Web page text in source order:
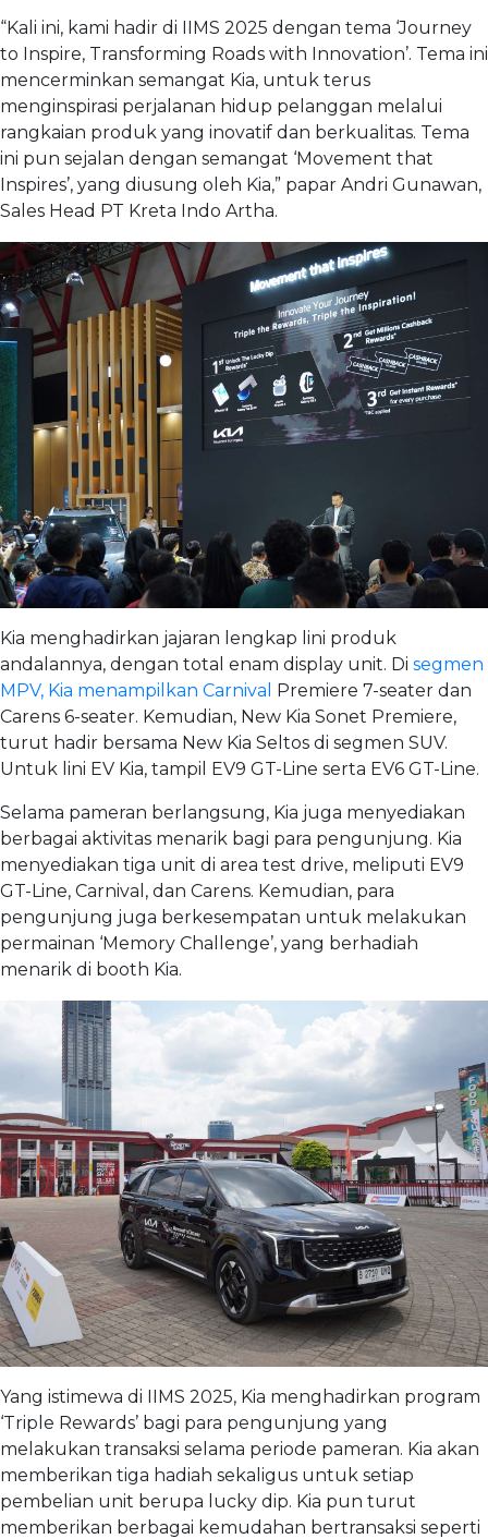
“Kali ini, kami hadir di IIMS 2025 dengan tema ‘Journey
to Inspire, Transforming Roads with Innovation’. Tema ini
mencerminkan semangat Kia, untuk terus
menginspirasi perjalanan hidup pelanggan melalui
rangkaian produk yang inovatif dan berkualitas. Tema
ini pun sejalan dengan semangat ‘Movement that
Inspires’, yang diusung oleh Kia,” papar Andri Gunawan,
Sales Head PT Kreta Indo Artha.
Kia menghadirkan jajaran lengkap lini produk
andalannya, dengan total enam display unit. Di segmen
MPV, Kia menampilkan Carnival Premiere 7-seater dan
Carens 6-seater. Kemudian, New Kia Sonet Premiere,
turut hadir bersama New Kia Seltos di segmen SUV.
Untuk lini EV Kia, tampil EV9 GT-Line serta EV6 GT-Line.
Selama pameran berlangsung, Kia juga menyediakan
berbagai aktivitas menarik bagi para pengunjung. Kia
menyediakan tiga unit di area test drive, meliputi EV9
GT-Line, Carnival, dan Carens. Kemudian, para
pengunjung juga berkesempatan untuk melakukan
permainan ‘Memory Challenge’, yang berhadiah
menarik di booth Kia.
Yang istimewa di IIMS 2025, Kia menghadirkan program
‘Triple Rewards’ bagi para pengunjung yang
melakukan transaksi selama periode pameran. Kia akan
memberikan tiga hadiah sekaligus untuk setiap
pembelian unit berupa lucky dip. Kia pun turut
memberikan berbagai kemudahan bertransaksi seperti